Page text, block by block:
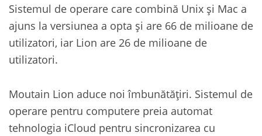
Sistemul de operare care combină Unix și Mac a
ajuns la versiunea a opta și are 66 de milioane de
utilizatori, iar Lion are 26 de milioane de
utilizatori.
Moutain Lion aduce noi îmbunătățiri. Sistemul de
operare pentru computere preia automat
tehnologia iCloud pentru sincronizarea cu